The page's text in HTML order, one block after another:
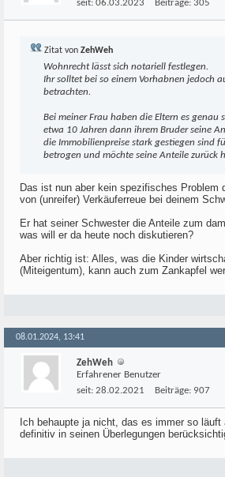
seit: 06.03.2023 Beiträge: 305
Zitat von ZehWeh
Wohnrecht lässt sich notariell festlegen.
Ihr solltet bei so einem Vorhabnen jedoch
betrachten.
Bei meiner Frau haben die Eltern es genau
etwa 10 Jahren dann ihrem Bruder seine
die Immobilienpreise stark gestiegen sind
betrogen und möchte seine Anteile zurück
Das ist nun aber kein spezifisches Problem
von (unreifer) Verkäuferreue bei deinem
Er hat seiner Schwester die Anteile zum
was will er da heute noch diskutieren?
Aber richtig ist: Alles, was die Kinder
(Miteigentum), kann auch zum Zankapfel
08.01.2024, 13:41
ZehWeh
Erfahrener Benutzer
seit: 28.02.2021 Beiträge: 907
Ich behaupte ja nicht, das es immer so
definitiv in seinen Überlegungen